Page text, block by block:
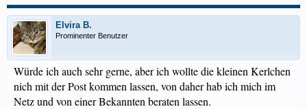
Elvira B.
Prominenter Benutzer
Würde ich auch sehr gerne, aber ich wollte die kleinen Kerlchen
nich mit der Post kommen lassen, von daher hab ich mich im
Netz und von einer Bekannten beraten lassen.